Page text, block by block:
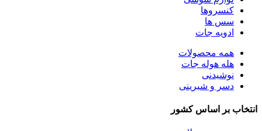
کنسروها
سس ها
ادویه جات
همه محصولات
هله هوله جات
نوشیدنی
دسر و شیرینی
انتخاب بر اساس کشور